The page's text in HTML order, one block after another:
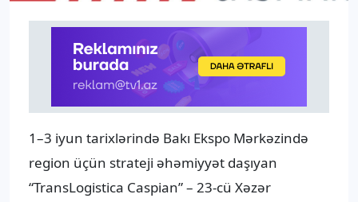
1–3 iyun tarixlərində Bakı Ekspo Mərkəzində
region üçün strateji əhəmiyyət daşıyan
“TransLogistica Caspian” – 23-cü Xəzər